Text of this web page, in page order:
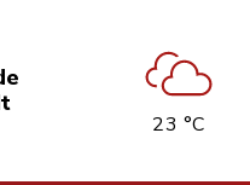
23 °C